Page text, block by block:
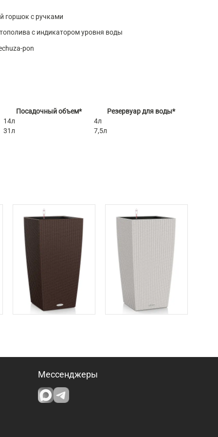
горшок с ручками
с индикатором уровня воды
pon
Посадочный объем*
Резервуар для воды*
14л
4л
31л 7,5л
Мессенджеры